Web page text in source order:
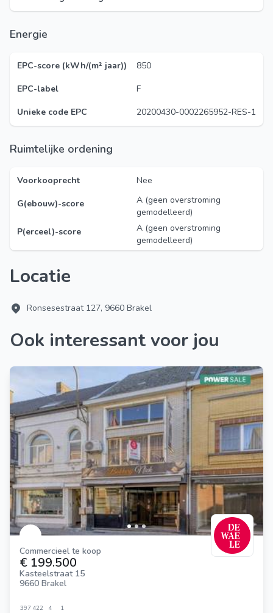
Energie
EPC-score (kWh/(m² jaar))
850
EPC-label
F
Unieke code EPC
20200430-0002265952-RES-1
Ruimtelijke ordening
Voorkooprecht
Nee
G(ebouw)-score
A (geen overstroming
gemodelleerd)
P(erceel)-score
A (geen overstroming
gemodelleerd)
Locatie
Ronsesestraat 127, 9660 Brakel
Ook interessant voor jou
Commercieel te koop
€ 199.500
Kasteelstraat 15
9660 Brakel
397 422 4 1